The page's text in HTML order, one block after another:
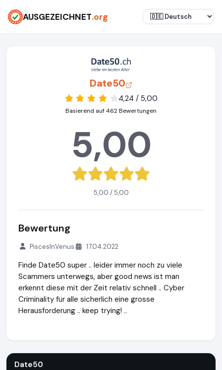
AUSGEZEICHNET.org
Date50
4,24 / 5,00
Basierend auf 462 Bewertungen
5,00
5,00 / 5,00
Bewertung
PiscesInVenus 17.04.2022
Finde Date50 super .. leider immer noch zu viele
Scammers unterwegs, aber good news ist man
erkennt diese mit der Zeit relativ schnell .. Cyber
Criminality für alle sicherlich eine grosse
Herausforderung .. keep trying! ..
Date50